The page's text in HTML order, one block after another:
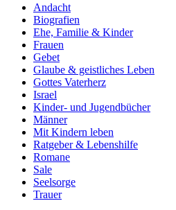
Andacht
Biografien
Ehe, Familie & Kinder
Frauen
Gebet
Glaube & geistliches Leben
Gottes Vaterherz
Israel
Kinder- und Jugendbücher
Männer
Mit Kindern leben
Ratgeber & Lebenshilfe
Romane
Sale
Seelsorge
Trauer